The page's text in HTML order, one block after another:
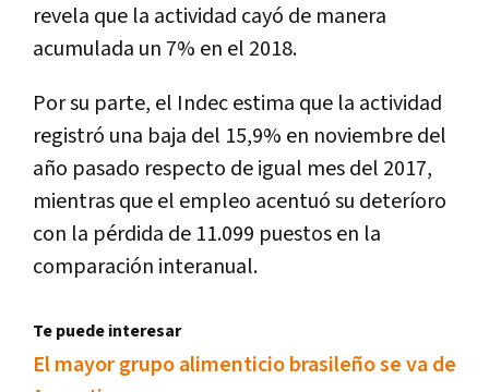
revela que la actividad cayó de manera
acumulada un 7% en el 2018.
Por su parte, el Indec estima que la actividad
registró una baja del 15,9% en noviembre del
año pasado respecto de igual mes del 2017,
mientras que el empleo acentuó su deteríoro
con la pérdida de 11.099 puestos en la
comparación interanual.
Te puede interesar
El mayor grupo alimenticio brasileño se va de